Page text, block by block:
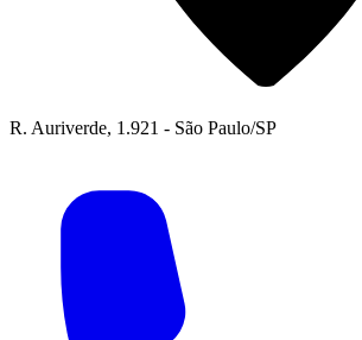
R. Auriverde, 1.921 - São Paulo/SP